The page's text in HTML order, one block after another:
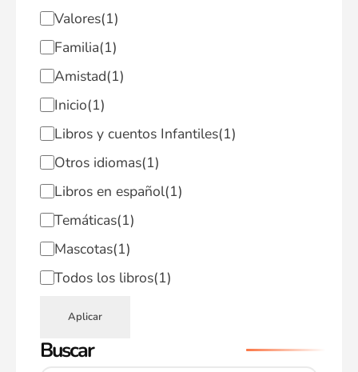
Valores(1)
Familia(1)
Amistad(1)
Inicio(1)
Libros y cuentos Infantiles(1)
Otros idiomas(1)
Libros en español(1)
Temáticas(1)
Mascotas(1)
Todos los libros(1)
Aplicar
Buscar